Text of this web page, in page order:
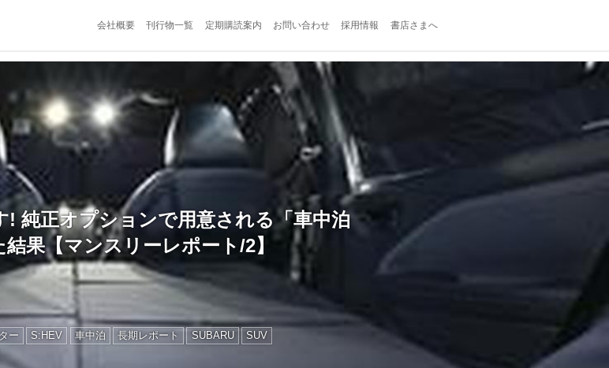
会社概要 刊行物一覧 定期購読案内 お問い合わせ 採用情報 書店さまへ
! 純正オプションで用意される「車中泊
果【マンスリーレポート/2】
ー S:HEV 車中泊 長期レポート SUBARU
SUV